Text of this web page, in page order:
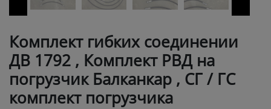
Комплект гибких соединении
ДВ 1792 , Комплект РВД на
погрузчик Балканкар , СГ / ГС
комплект погрузчика